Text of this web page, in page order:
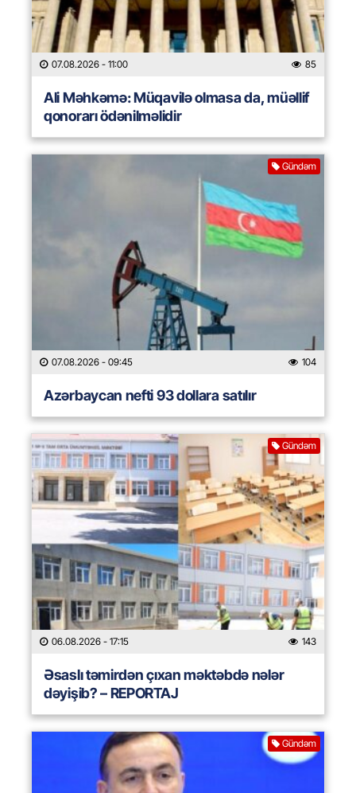
07.08.2026 - 11:00 85
Ali Məhkəmə: Müqavilə olmasa da, müəllif
qonorarı ödənilməlidir
Gündəm
07.08.2026 - 09:45 104
Azərbaycan nefti 93 dollara satılır
Gündəm
06.08.2026 - 17:15 143
Əsaslı təmirdən çıxan məktəbdə nələr
dəyişib? – REPORTAJ
Gündəm